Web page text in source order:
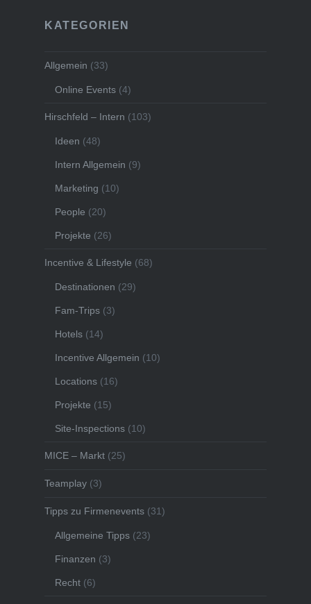
KATEGORIEN
Allgemein (33)
Online Events(4)
Hirschfeld – Intern (103)
Ideen (48)
Intern Allgemein (9)
Marketing (10)
People (20)
Projekte (26)
Incentive & Lifestyle (68)
Destinationen (29)
Fam-Trips(3)
Hotels(14)
Incentive Allgemein (10)
Locations(16)
Projekte (15)
Site-Inspections(10)
MICE – Markt(25)
Teamplay(3)
Tipps zu Firmenevents(31)
Allgemeine Tipps(23)
Finanzen (3)
Recht(6)